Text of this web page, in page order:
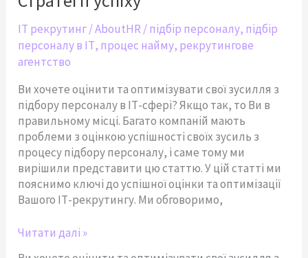
IT рекрутинг/AboutHR /підбір персоналу, підбір
персоналу в ІТ, процес найму, рекрутингове
агентство
Ви хочете оцінити та оптимізувати свої зусилля з
підбору персоналу в ІТ-сфері? Якщо так, то Ви в
правильному місці. Багато компаній мають
проблеми з оцінкою успішності своїх зусиль з
процесу підбору персоналу, і саме тому ми
вирішили представити цю статтю. У цій статті ми
пояснимо ключі до успішної оцінки та оптимізації
Вашого ІТ-рекрутингу. Ми обговоримо,
галузі
ІТ:
Стратегії
успіху
Читати далі »